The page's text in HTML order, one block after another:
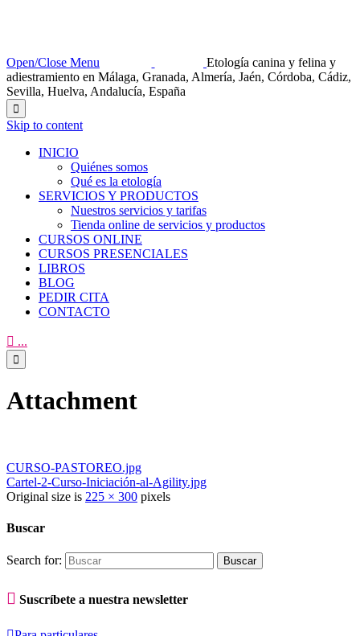
Open/Close Menu
Etología canina y felina y
adiestramiento en Málaga, Granada, Almería, Jaén, Córdoba, Cádiz,
Sevilla, Huelva, Andalucía, España

Skip to content
INICIO
Quiénes somos
Qué es la etología
SERVICIOS Y PRODUCTOS
Nuestros servicios y tarifas
Tienda online de servicios y productos
CURSOS ONLINE
CURSOS PRESENCIALES
LIBROS
BLOG
PEDIR CITA
CONTACTO
 ...

Attachment
CURSO-PASTOREO.jpg
Cartel-2-Curso-Iniciación-al-Agility.jpg
Original size is 225 × 300 pixels
Buscar
Search for:
 Suscríbete a nuestra newsletter